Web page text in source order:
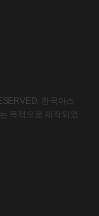
한국아스
목적으로 제작되었